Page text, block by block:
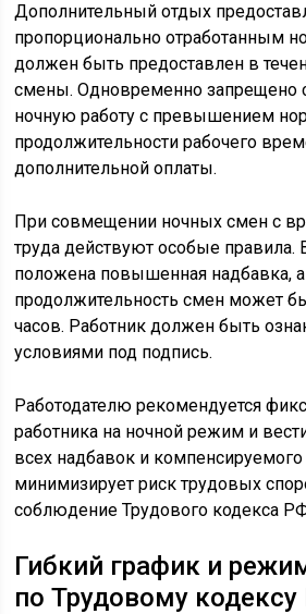
Дополнительный отдых
пропорционально отработанным
должен быть предоставлен в
смены. Одновременно запрещено
ночную работу с превышением
продолжительности рабочего
дополнительной оплаты.
При совмещении ночных смен с
труда действуют особые правила.
положена повышенная надбавка, а
продолжительность смен может
часов. Работник должен быть
условиями под подпись.
Работодателю рекомендуется
работника на ночной режим и
всех надбавок и
минимизирует риск трудовых
соблюдение Трудового кодекса
Гибкий график и
по Трудовому